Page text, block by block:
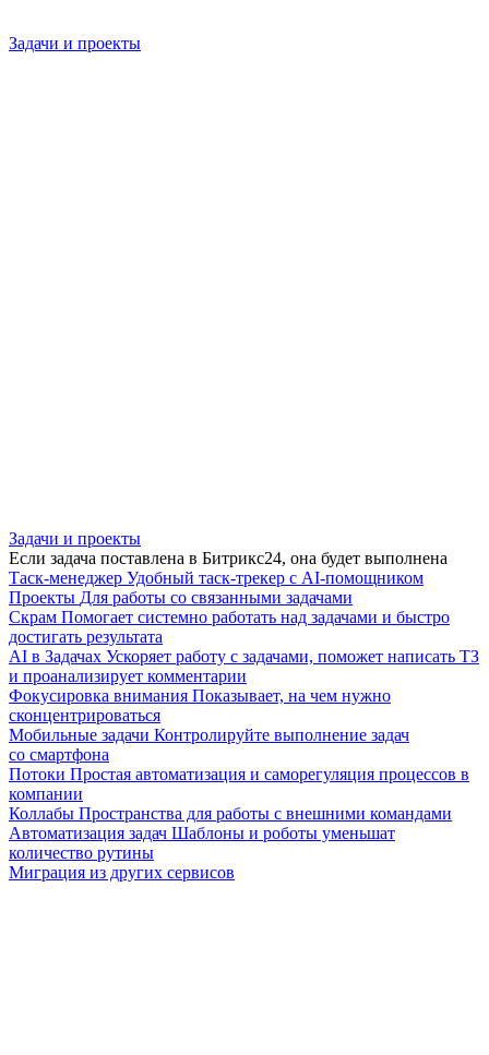
Задачи и проекты
Задачи и проекты
Если задача поставлена в Битрикс24, она будет выполнена
Таск-менеджер Удобный таск-трекер с AI-помощником
Проекты Для работы со связанными задачами
Скрам Помогает системно работать над задачами и быстро
достигать результата
AI в Задачах Ускоряет работу с задачами, поможет написать ТЗ
и проанализирует комментарии
Фокусировка внимания Показывает, на чем нужно
сконцентрироваться
Мобильные задачи Контролируйте выполнение задач
со смартфона
Потоки Простая автоматизация и саморегуляция процессов в
компании
Коллабы Пространства для работы с внешними командами
Автоматизация задач Шаблоны и роботы уменьшат
количество рутины
Миграция из других сервисов